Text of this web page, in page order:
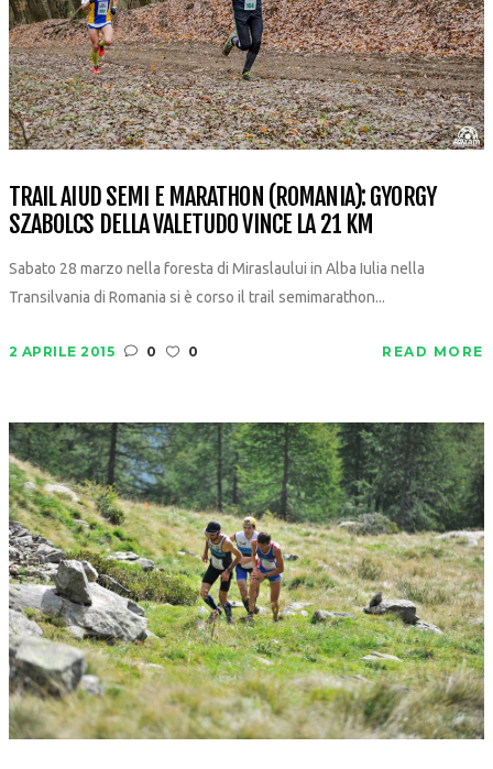
TRAIL AIUD SEMI E MARATHON (ROMANIA): GYORGY
SZABOLCS DELLA VALETUDO VINCE LA 21 KM
Sabato 28 marzo nella foresta di Miraslaului in Alba Iulia nella
Transilvania di Romania si è corso il trail semimarathon...
2 APRILE 2015 0 0 READ MORE